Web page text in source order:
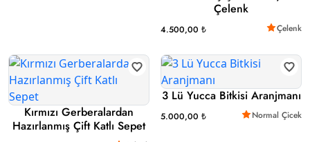
Çelenk
4.500,00 ₺ Çelenk
Kırmızı Gerberalardan
Hazırlanmış Çift Katlı Sepet
3 Lü Yucca Bitkisi Aranjmanı
5.000,00 ₺ Normal Çicek